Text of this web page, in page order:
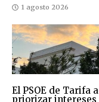
1 agosto 2026
El PSOE de Tarifa
priorizar intereses